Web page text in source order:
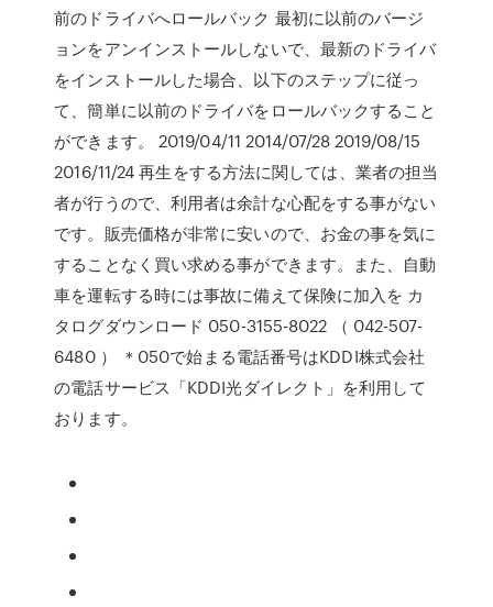
前のドライバへロールバック 最初に以前のバージ
ョンをアンインストールしないで、最新のドライバ
をインストールした場合、以下のステップに従っ
て、簡単に以前のドライバをロールバックすること
ができます。 2019/04/11 2014/07/28 2019/08/15
2016/11/24 再生をする方法に関しては、業者の担当
者が行うので、利用者は余計な心配をする事がない
です。販売価格が非常に安いので、お金の事を気に
することなく買い求める事ができます。また、自動
車を運転する時には事故に備えて保険に加入を カ
タログダウンロード 050-3155-8022 （ 042-507-
6480 ） ＊050で始まる電話番号はKDDI株式会社
の電話サービス「KDDI光ダイレクト」を利用して
おります。